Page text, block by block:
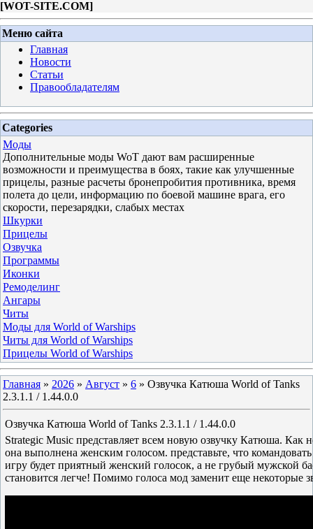
[WOT-SITE.COM]
Меню сайта
Главная
Новости
Статьи
Правообладателям
Categories
Моды
Дополнительные моды WoT дают вам расширенные
возможности и преимущества в боях, такие как улучшенные
прицелы, разные расчеты бронепробития противника, время
полета до цели, информацию по боевой машине врага, его
скорости, перезарядки, слабых местах
Шкурки
Прицелы
Озвучка
Программы
Иконки
Ремоделинг
Ангары
Читы
Моды для World of Warships
Читы для World of Warships
Прицелы World of Warships
Главная » 2026 » Август » 6 » Озвучка Катюша World of Tanks
2.3.1.1 / 1.44.0.0
Озвучка Катюша World of Tanks 2.3.1.1 / 1.44.0.0
Strategic Music представляет всем новую озвучку Катюша. Как
она выполнена женским голосом. представьте, что
игру будет приятный женский голосок, а не грубый мужской
становится легче! Помимо голоса мод заменит еще некоторые